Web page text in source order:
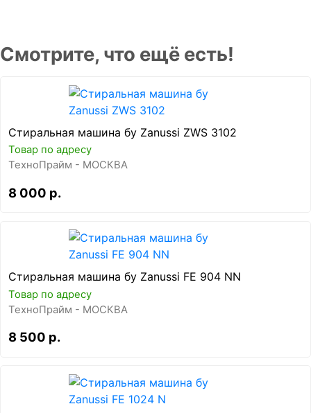
Смотрите, что ещё есть!
Стиральная машина бу Zanussi ZWS 3102
Товар по адресу
ТехноПрайм - МОСКВА
8 000 р.
Стиральная машина бу Zanussi FE 904 NN
Товар по адресу
ТехноПрайм - МОСКВА
8 500 р.